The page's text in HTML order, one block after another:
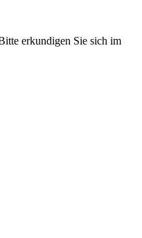
erkundigen Sie sich im